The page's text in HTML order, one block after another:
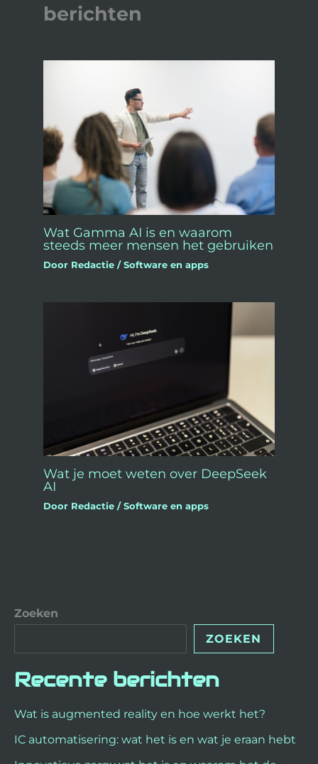
berichten
Wat Gamma AI is en waarom
steeds meer mensen het gebruiken
Door Redactie/Software en apps
Wat je moet weten over DeepSeek
AI
Door Redactie/Software en apps
Zoeken
ZOEKEN
Recente berichten
Wat is augmented reality en hoe werkt het?
IC automatisering: wat het is en wat je eraan hebt